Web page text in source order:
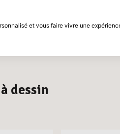
dessin
et vous faire vivre une